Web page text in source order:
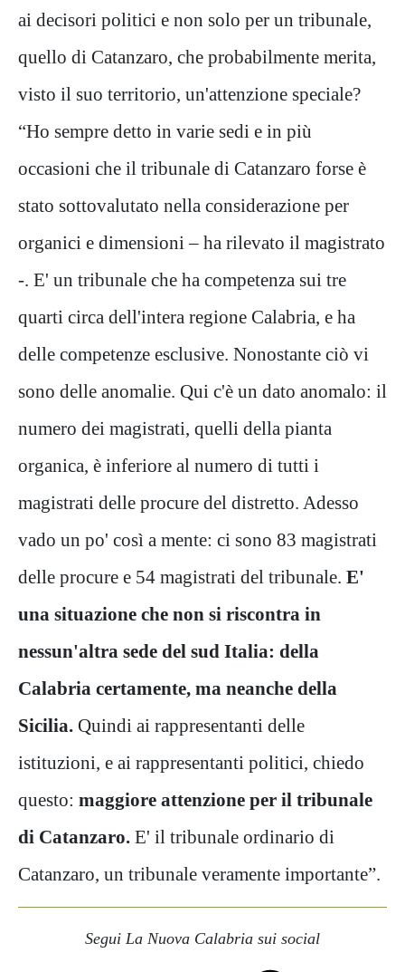
ai decisori politici e non solo per un tribunale,
quello di Catanzaro, che probabilmente merita,
visto il suo territorio, un'attenzione speciale?
“Ho sempre detto in varie sedi e in più
occasioni che il tribunale di Catanzaro forse è
stato sottovalutato nella considerazione per
organici e dimensioni – ha rilevato il magistrato
-. E' un tribunale che ha competenza sui tre
quarti circa dell'intera regione Calabria, e ha
delle competenze esclusive. Nonostante ciò vi
sono delle anomalie. Qui c'è un dato anomalo: il
numero dei magistrati, quelli della pianta
organica, è inferiore al numero di tutti i
magistrati delle procure del distretto. Adesso
vado un po' così a mente: ci sono 83 magistrati
delle procure e 54 magistrati del tribunale. E'
una situazione che non si riscontra in
nessun'altra sede del sud Italia: della
Calabria certamente, ma neanche della
Sicilia. Quindi ai rappresentanti delle
istituzioni, e ai rappresentanti politici, chiedo
questo: maggiore attenzione per il tribunale
di Catanzaro. E' il tribunale ordinario di
Catanzaro, un tribunale veramente importante”.
Segui La Nuova Calabria sui social